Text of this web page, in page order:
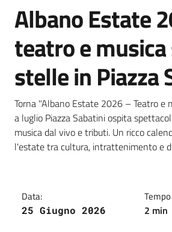
Albano Estate
teatro e
stelle in Piazza
Dettagli della
Torna "Albano Estate 2026 – Teatro e
a luglio Piazza Sabatini ospita
musica dal vivo e tributi. Un ricco
l'estate tra cultura, intrattenimento e
Data:
25 Giugno 2026 2 min